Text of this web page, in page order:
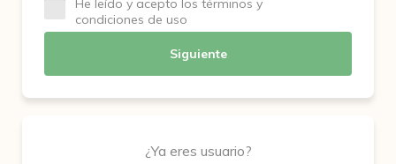
He leído y acepto los términos y
condiciones de uso
Siguiente
¿Ya eres usuario?